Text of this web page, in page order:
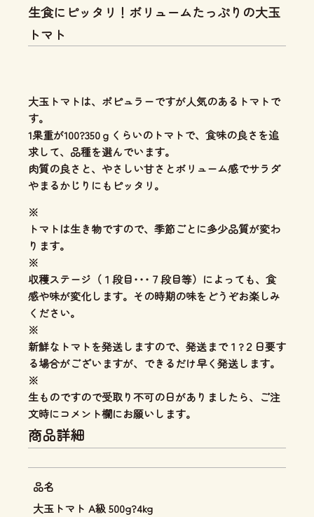
生食にピッタリ！ボリュームたっぷりの大玉
トマト
大玉トマトは、ポピュラーですが人気のあるトマトで
す。
1果重が100?350ｇくらいのトマトで、食味の良さを追
求して、品種を選んでいます。
肉質の良さと、やさしい甘さとボリューム感でサラダ
やまるかじりにもピッタリ。
※
トマトは生き物ですので、季節ごとに多少品質が変わ
ります。
※
収穫ステージ（１段目･･･７段目等）によっても、食
感や味が変化します。その時期の味をどうぞお楽しみ
ください。
※
新鮮なトマトを発送しますので、発送まで１?２日要す
る場合がございますが、できるだけ早く発送します。
※
生ものですので受取り不可の日がありましたら、ご注
文時にコメント欄にお願いします。
商品詳細
品名
大玉トマト A級 500g?4kg